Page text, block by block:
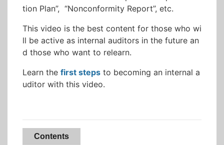
tion Plan”, “Nonconformity Report”, etc.
This video is the best content for those who wi
ll be active as internal auditors in the future an
d those who want to relearn.
Learn the first steps to becoming an internal a
uditor with this video.
Contents